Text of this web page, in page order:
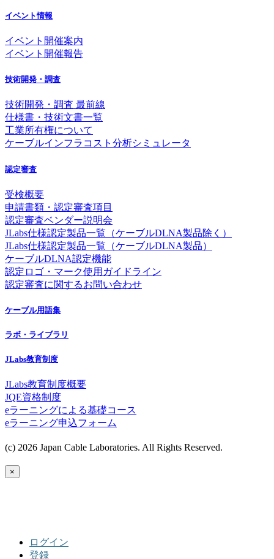
イベント情報
イベント開催案内
イベント開催報告
技術開発・調査
技術開発・調査 最前線
仕様書・技術文書一覧
工業所有権について
ケーブルインフラコスト分析シミュレータ
認定審査
受検概要
申請書類・認定審査項目
認定審査ベンダー説明会
JLabs仕様認定製品一覧（ケーブルDLNA製品除く）
JLabs仕様認定製品一覧（ケーブルDLNA製品）
ケーブルDLNA認定機能
認定ロゴ・マーク使用ガイドライン
認定審査に関するお問い合わせ
ケーブル用語集
ラボ・ライブラリ
JLabs教育制度
JLabs教育制度概要
JQE資格制度
eラーニングによる基礎コース
eラーニング申込フォーム
(c) 2026 Japan Cable Laboratories. All Rights Reserved.
×
ログイン
登録